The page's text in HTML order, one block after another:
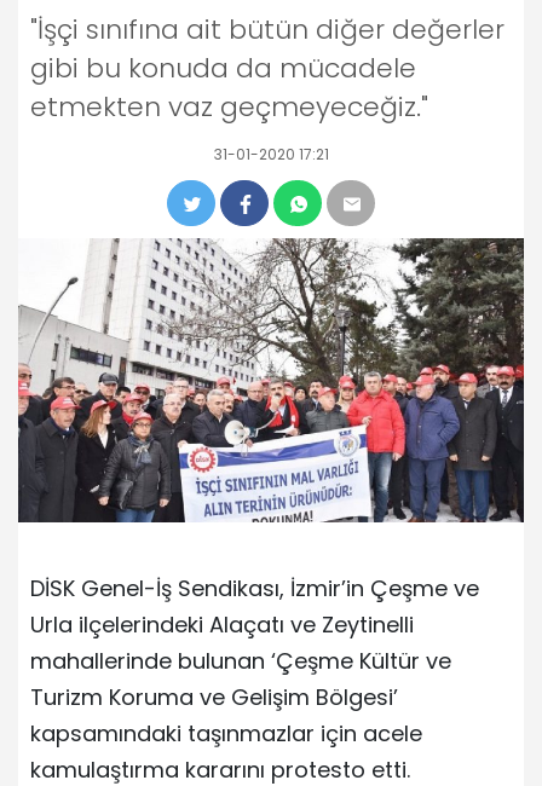
"İşçi sınıfına ait bütün diğer değerler
gibi bu konuda da mücadele
etmekten vaz geçmeyeceğiz."
31-01-2020 17:21
DİSK Genel-İş Sendikası, İzmir’in Çeşme ve
Urla ilçelerindeki Alaçatı ve Zeytinelli
mahallerinde bulunan ‘Çeşme Kültür ve
Turizm Koruma ve Gelişim Bölgesi’
kapsamındaki taşınmazlar için acele
kamulaştırma kararını protesto etti.